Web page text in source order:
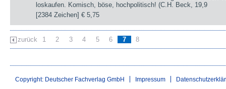
loskaufen. Komisch, böse, hochpolitisch! (C.H. Beck, 19,9
[2384 Zeichen]€ 5,75
zurück 1 2 3 4 5 6 7 8
Copyright: Deutscher Fachverlag GmbH Impressum